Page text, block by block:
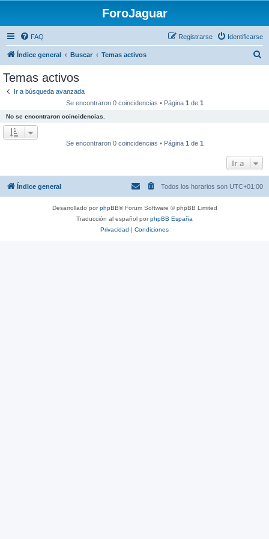
ForoJaguar
FAQ Identificarse
Registrarse
Índice general Buscar Temas activos
Temas activos
Ir a búsqueda avanzada
Se encontraron 0 coincidencias • Página 1 de 1
No se encontraron coincidencias.
Se encontraron 0 coincidencias • Página 1 de 1
Ir a
Índice general Todos los horarios son UTC+01:00
Desarrollado porphpBB® Forum Software © phpBB Limited
Traducción al español porphpBB España
Privacidad | Condiciones